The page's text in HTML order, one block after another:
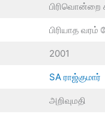
பிரிவொன்றை
பிரியாத
2001
SA ராஜ்குமார்
அறிவுமதி